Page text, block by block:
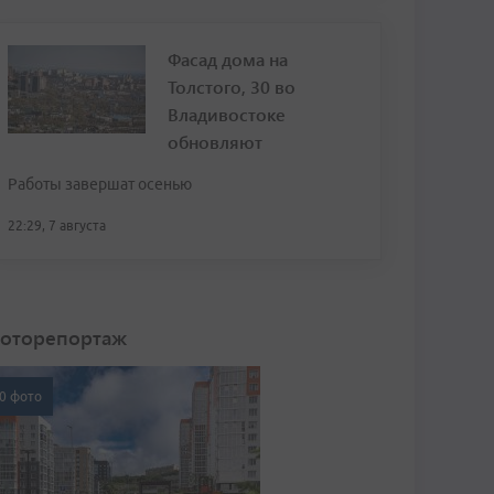
Фасад дома на
Толстого, 30 во
Владивостоке
обновляют
Работы завершат осенью
22:29, 7 августа
фото